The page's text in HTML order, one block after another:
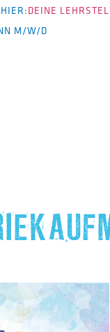
DEINE
M/W/D